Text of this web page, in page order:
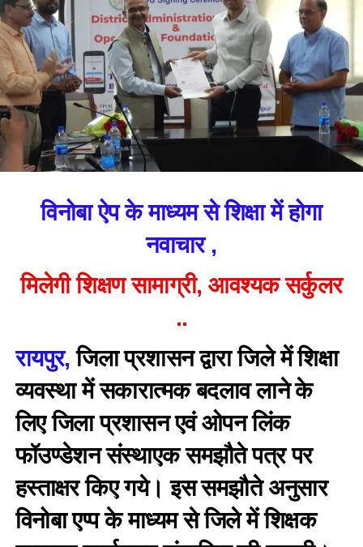
विनोबा ऐप के माध्यम से शिक्षा में होगा
नवाचार ,
मिलेगी शिक्षण सामाग्री, आवश्यक सर्कुलर
..
रायपुर, जिला प्रशासन द्वारा जिले में शिक्षा
व्यवस्था में सकारात्मक बदलाव लाने के
लिए जिला प्रशासन एवं ओपन लिंक
फॉउण्डेशन संस्थाएक समझौते पत्र पर
हस्ताक्षर किए गये। इस समझौते अनुसार
विनोबा एप्प के माध्यम से जिले में शिक्षक